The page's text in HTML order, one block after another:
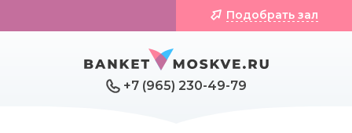
+7 (965) 230-49-79
Подобрать зал